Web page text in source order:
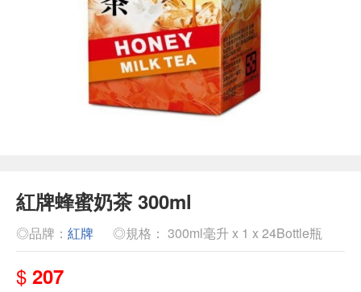
紅牌蜂蜜奶茶 300ml
◎品牌： 紅牌 ◎規格： 300ml毫升 x 1 x 24Bottle瓶
$ 207